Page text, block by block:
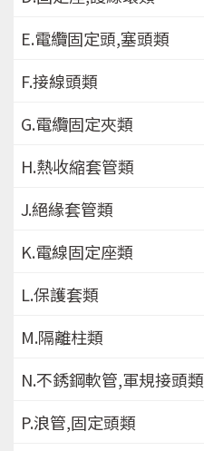
E.電纜固定頭,塞頭類
F.接線頭類
G.電纜固定夾類
H.熱收縮套管類
J.絕緣套管類
K.電線固定座類
L.保護套類
M.隔離柱類
N.不銹鋼軟管,軍規接頭類
P.浪管,固定頭類